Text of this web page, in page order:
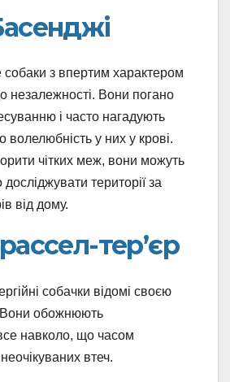
з впертим характером
незалежності. Вони погано
і часто нагадують
у них у крові.
чітких меж, вони можуть
досліджувати території за
від дому.
тер’єр
собачки відомі своєю
Вони обожнюють
навколо, що часом
втеч.